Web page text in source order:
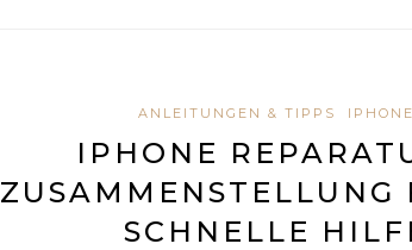
ANLEITUNGEN & TIPPS IPHONE
IPHONE
ZUSAMMENSTELLUNG
SCHNELLE